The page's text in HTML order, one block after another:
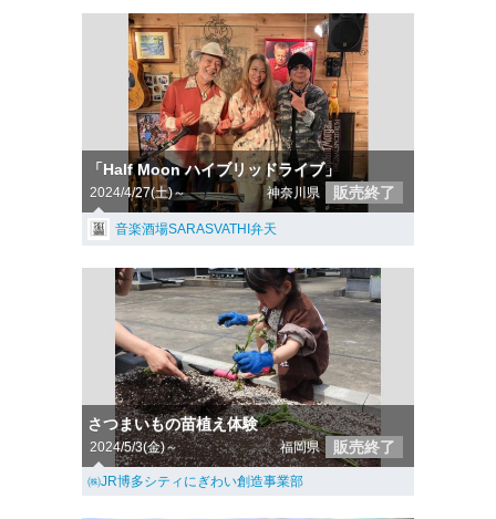
「Half Moon ハイブリッドライブ」
2024/4/27(土)～ 神奈川県 販売終了
音楽酒場SARASVATHI弁天
さつまいもの苗植え体験
2024/5/3(金)～ 福岡県 販売終了
㈱JR博多シティにぎわい創造事業部